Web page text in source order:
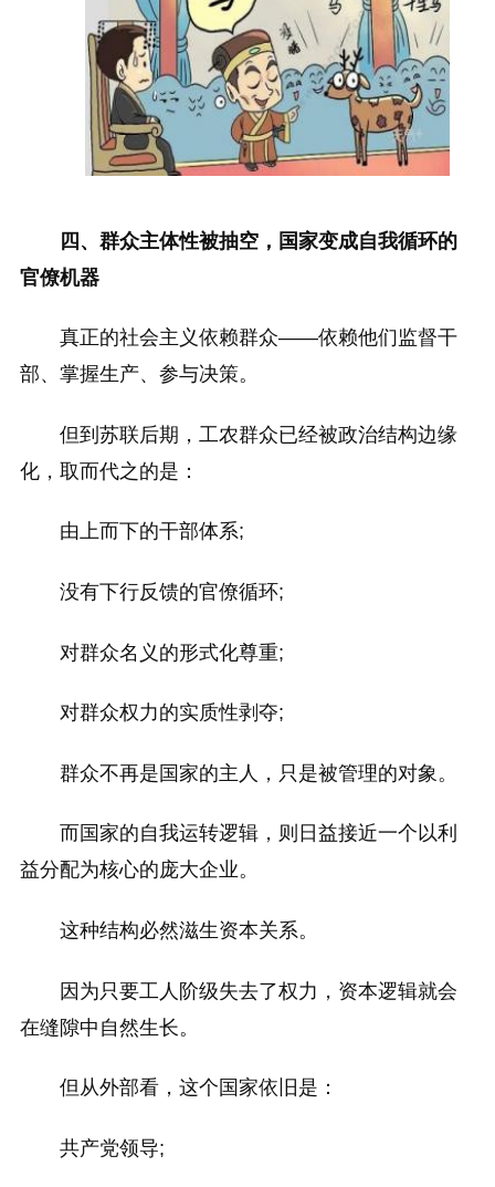
四、群众主体性被抽空，国家变成自我循环的
官僚机器
真正的社会主义依赖群众——依赖他们监督干
部、掌握生产、参与决策。
但到苏联后期，工农群众已经被政治结构边缘
化，取而代之的是：
由上而下的干部体系;
没有下行反馈的官僚循环;
对群众名义的形式化尊重;
对群众权力的实质性剥夺;
群众不再是国家的主人，只是被管理的对象。
而国家的自我运转逻辑，则日益接近一个以利
益分配为核心的庞大企业。
这种结构必然滋生资本关系。
因为只要工人阶级失去了权力，资本逻辑就会
在缝隙中自然生长。
但从外部看，这个国家依旧是：
共产党领导;